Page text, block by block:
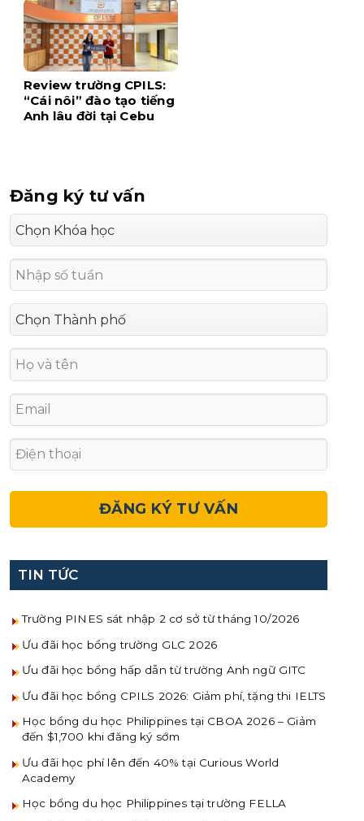
Review trường CPILS:
“Cái nôi” đào tạo tiếng
Anh lâu đời tại Cebu
Đăng ký tư vấn
TIN TỨC
Trường PINES sát nhập 2 cơ sở từ tháng 10/2026
Ưu đãi học bổng trường GLC 2026
Ưu đãi học bổng hấp dẫn từ trường Anh ngữ GITC
Ưu đãi học bổng CPILS 2026: Giảm phí, tặng thi IELTS
Học bổng du học Philippines tại CBOA 2026 – Giảm
đến $1,700 khi đăng ký sớm
Ưu đãi học phí lên đến 40% tại Curious World
Academy
Học bổng du học Philippines tại trường FELLA